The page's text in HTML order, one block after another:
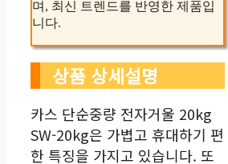
며, 최신 트렌드를 반영한 제품입
니다.
상품 상세설명
카스 단순중량 전자거울 20kg
SW-20kg은 가볍고 휴대하기 편
한 특징을 가지고 있습니다. 또